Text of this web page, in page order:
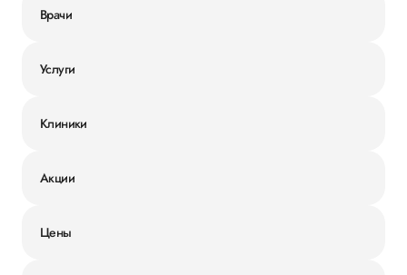
Врачи
Услуги
Клиники
Акции
Цены